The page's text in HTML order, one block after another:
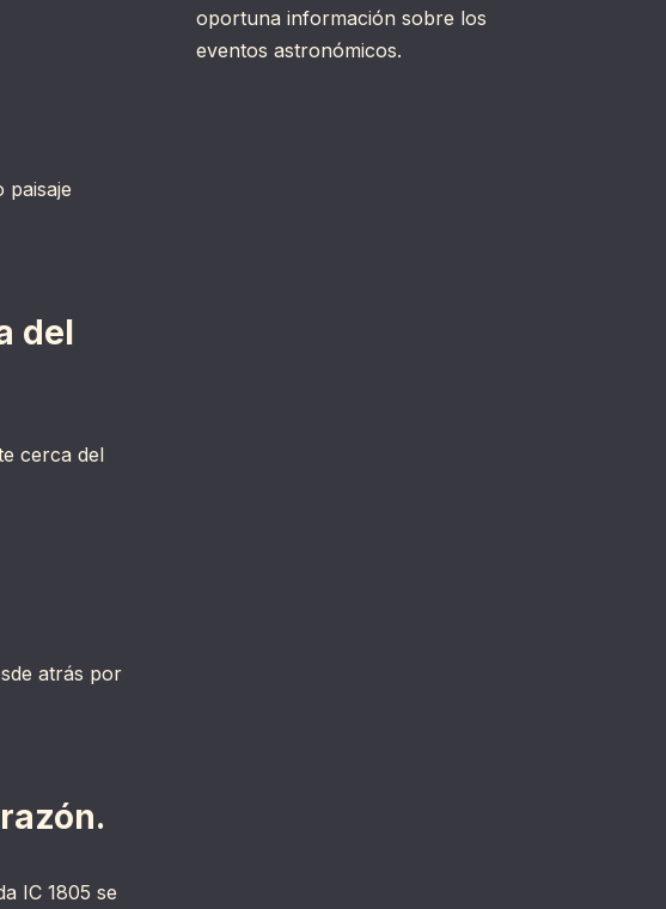
paisaje
del
cerca del
atrás por
IC 1805 se
oportuna información sobre los
eventos astronómicos.